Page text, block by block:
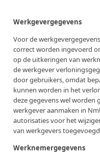
Werkgevergegevens
Voor de
correct worden ingevoerd
op de uitkeringen van
de werkgever
door gebruikers, omdat
kunnen worden in het
deze gegevens wel worden
werkgever aanmaken in
autorisaties voor het
van werkgevers
Werknemergegevens